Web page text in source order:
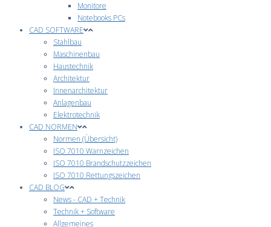
Monitore
Notebooks PCs
CAD SOFTWARE
Stahlbau
Maschinenbau
Haustechnik
Architektur
Innenarchitektur
Anlagenbau
Elektrotechnik
CAD NORMEN
Normen (Übersicht)
ISO 7010 Warnzeichen
ISO 7010 Brandschutzzeichen
ISO 7010 Rettungszeichen
CAD BLOG
News - CAD + Technik
Technik + Software
Allgemeines